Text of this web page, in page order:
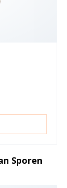
Sporen